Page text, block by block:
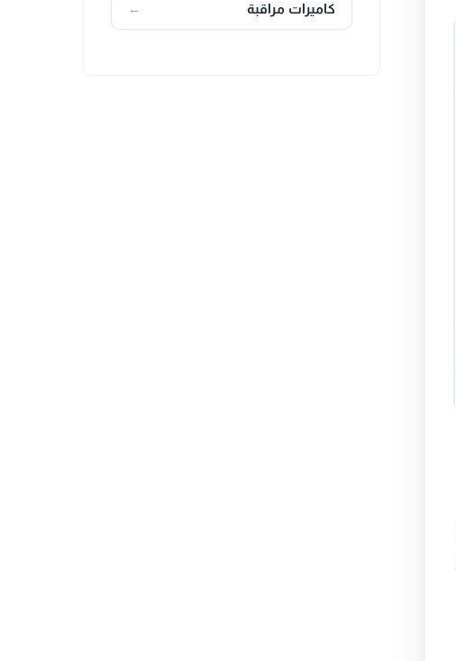
كاميرات مراقبة ←